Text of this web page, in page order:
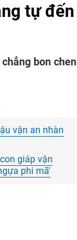
tự đến
bon chen
vận an nhàn
giáp vận
phi mã'